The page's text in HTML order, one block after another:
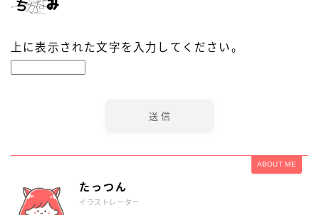
上に表示された文字を入力してください。
ABOUT ME
たっつん
イラストレーター